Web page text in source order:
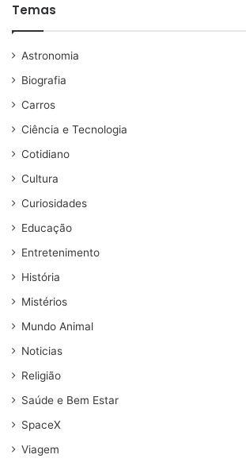
Temas
Astronomia
Biografia
Carros
Ciência e Tecnologia
Cotidiano
Cultura
Curiosidades
Educação
Entretenimento
História
Mistérios
Mundo Animal
Noticias
Religião
Saúde e Bem Estar
SpaceX
Viagem